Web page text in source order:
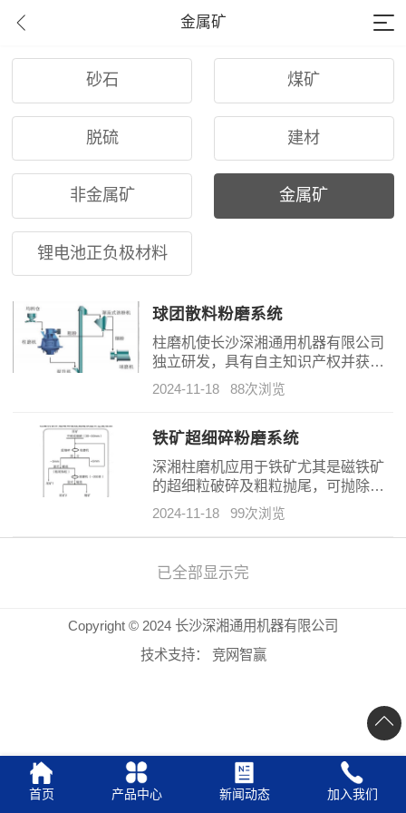
金属矿
砂石 煤矿
脱硫 建材
非金属矿 金属矿
锂电池正负极材料
球团散料粉磨系统
柱磨机使长沙深湘通用机器有限公司
独立研发，具有自主知识产权并获得
国家发明专利的一种新型立式磨机。
柱磨机结构独特，性能可靠、运行稳
碎（预粉磨）设备。柱磨机已广泛应
用于建材、冶金、矿山、电厂、化工
等行业，用于超细碎（预粉磨）水
泥、水泥生料、铁矿、锰矿、矿渣、
石灰石、白云石、长石、石英、蛇纹
益。
2024-11-18 88次浏览
铁矿超细碎粉磨系统
深湘柱磨机应用于铁矿尤其是磁铁矿
的超细粒破碎及粗粒抛尾，可抛除大
量低品位尾矿，大幅度提高铁矿的回
收率和处理能力以及显著提高铁精矿
品位。深湘柱磨机采用中速中压和连
续反复脉动的立式料层的辊压粉碎原
理，几个辊轮在锥形内衬中对铁矿石
有用矿物和脉石即使在粗粒下其解理
有利于改善后续的磁选、浮选等，为
2024-11-18 99次浏览
已全部显示完
首页 产品中心 新闻动态 加入我们
Copyright © 2024 长沙深湘通用机器有限公司
技术支持：
竞网智赢